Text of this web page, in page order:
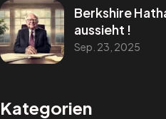
Berkshire
aussieht !
Sep. 23, 2025
Kategorien